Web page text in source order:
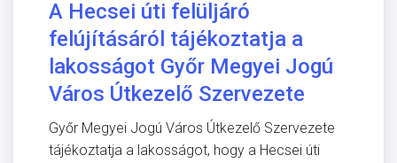
A Hecsei úti felüljáró
felújításáról tájékoztatja a
lakosságot Győr Megyei Jogú
Város Útkezelő Szervezete
Győr Megyei Jogú Város Útkezelő Szervezete
tájékoztatja a lakosságot, hogy a Hecsei úti